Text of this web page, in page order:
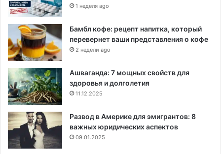
1 неделя ago
Бамбл кофе: рецепт напитка, который
перевернет ваши представления о кофе
2 недели ago
Ашваганда: 7 мощных свойств для
здоровья и долголетия
11.12.2025
Развод в Америке для эмигрантов: 8
важных юридических аспектов
09.01.2025